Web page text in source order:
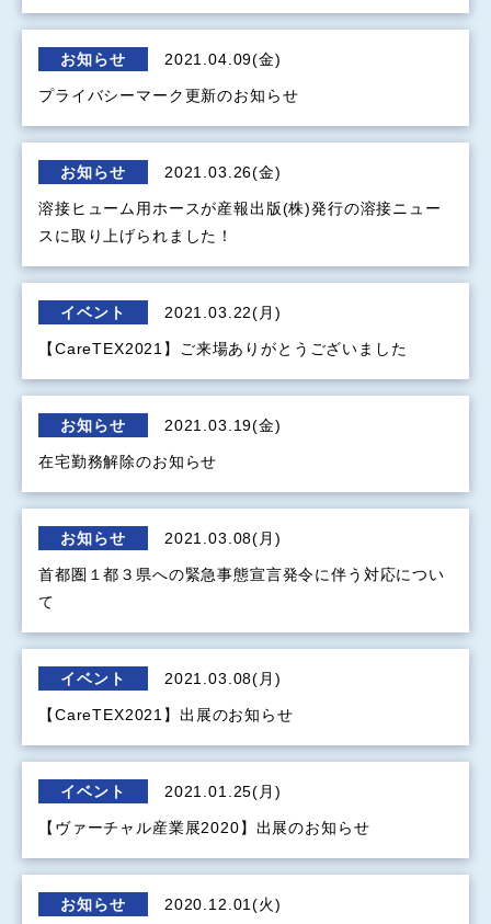
お知らせ 2021.04.09(金)
プライバシーマーク更新のお知らせ
お知らせ 2021.03.26(金)
溶接ヒューム用ホースが産報出版(株)発行の溶接ニュー
スに取り上げられました！
イベント 2021.03.22(月)
【CareTEX2021】ご来場ありがとうございました
お知らせ 2021.03.19(金)
在宅勤務解除のお知らせ
お知らせ 2021.03.08(月)
首都圏１都３県への緊急事態宣言発令に伴う対応につい
て
イベント 2021.03.08(月)
【CareTEX2021】出展のお知らせ
イベント 2021.01.25(月)
【ヴァーチャル産業展2020】出展のお知らせ
お知らせ 2020.12.01(火)